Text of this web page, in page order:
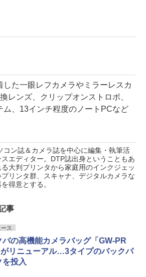
した一眼レフカメラやミラーレスカ
レンズ、クリップオンストロボ、
ム、13インチ程度のノートPCなど
コン誌＆カメラ誌を中心に編集・執筆活
エディター。DTP誌出身ということもあ
大判プリンタから家庭用のインクジェッ
プリンタ群、スキャナ、デジタルカメラな
得意とする。
事
ース
バの高機能カメラバッグ「GW-PR
リニューアル…3タイプのバックパ
を投入